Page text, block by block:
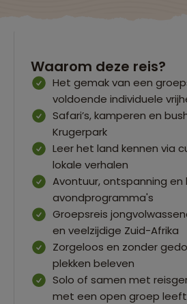
Waarom deze reis?
Het gemak van een
voldoende individuele
Safari’s, kamperen en
Krugerpark
Leer het land kennen via
lokale verhalen
Avontuur, ontspanning en
avondprogramma's
Groepsreis
en veelzijdige Zuid-Afrika
Zorgeloos en zonder
plekken beleven
Solo of samen met
met een open groep